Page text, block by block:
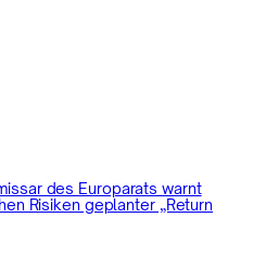
des Europarats warnt
Risiken geplanter „Return